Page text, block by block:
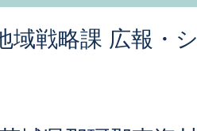
域戦略課 広報・